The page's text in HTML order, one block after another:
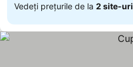
Vedeți prețurile de la 2 site-uri